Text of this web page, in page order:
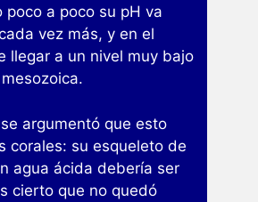
poco a poco su pH va
vez más, y en el
llegar a un nivel muy bajo
argumentó que esto
corales: su esqueleto de
agua ácida debería ser
cierto que no quedó